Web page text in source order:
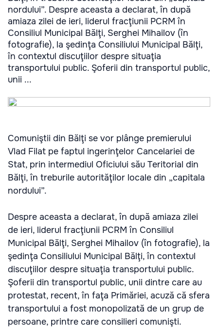
nordului”. Despre aceasta a declarat, în după
amiaza zilei de ieri, liderul fracţiunii PCRM în
Consiliul Municipal Bălţi, Serghei Mihailov (în
fotografie), la şedinţa Consiliului Municipal Bălţi,
în contextul discuţiilor despre situaţia
transportului public. Şoferii din transportul public,
unii ...
Comuniştii din Bălţi se vor plânge premierului
Vlad Filat pe faptul ingerinţelor Cancelariei de
Stat, prin intermediul Oficiului său Teritorial din
Bălţi, în treburile autorităţilor locale din „capitala
nordului”.
Despre aceasta a declarat, în după amiaza zilei
de ieri, liderul fracţiunii PCRM în Consiliul
Municipal Bălţi, Serghei Mihailov (în fotografie), la
şedinţa Consiliului Municipal Bălţi, în contextul
discuţiilor despre situaţia transportului public.
Şoferii din transportul public, unii dintre care au
protestat, recent, în faţa Primăriei, acuză că sfera
transportului a fost monopolizată de un grup de
persoane, printre care consilieri comunişti.